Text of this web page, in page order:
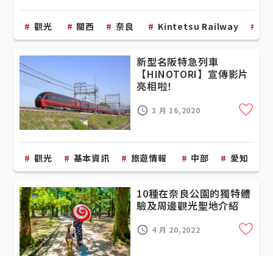
觀光 關西 奈良 Kintetsu Railway
新型名阪特急列車
【HINOTORI】宣傳影片
亮相啦！
3 月 16,2020
觀光 基本資訊 旅遊情報 中部 愛知
10種在奈良公園的獨特體
驗及周邊觀光聖地介紹￼
4 月 20,2022